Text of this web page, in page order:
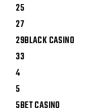
25
27
29BLACK CASINO
33
4
5